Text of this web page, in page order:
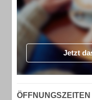
Jetzt
ÖFFNUNGSZEITEN